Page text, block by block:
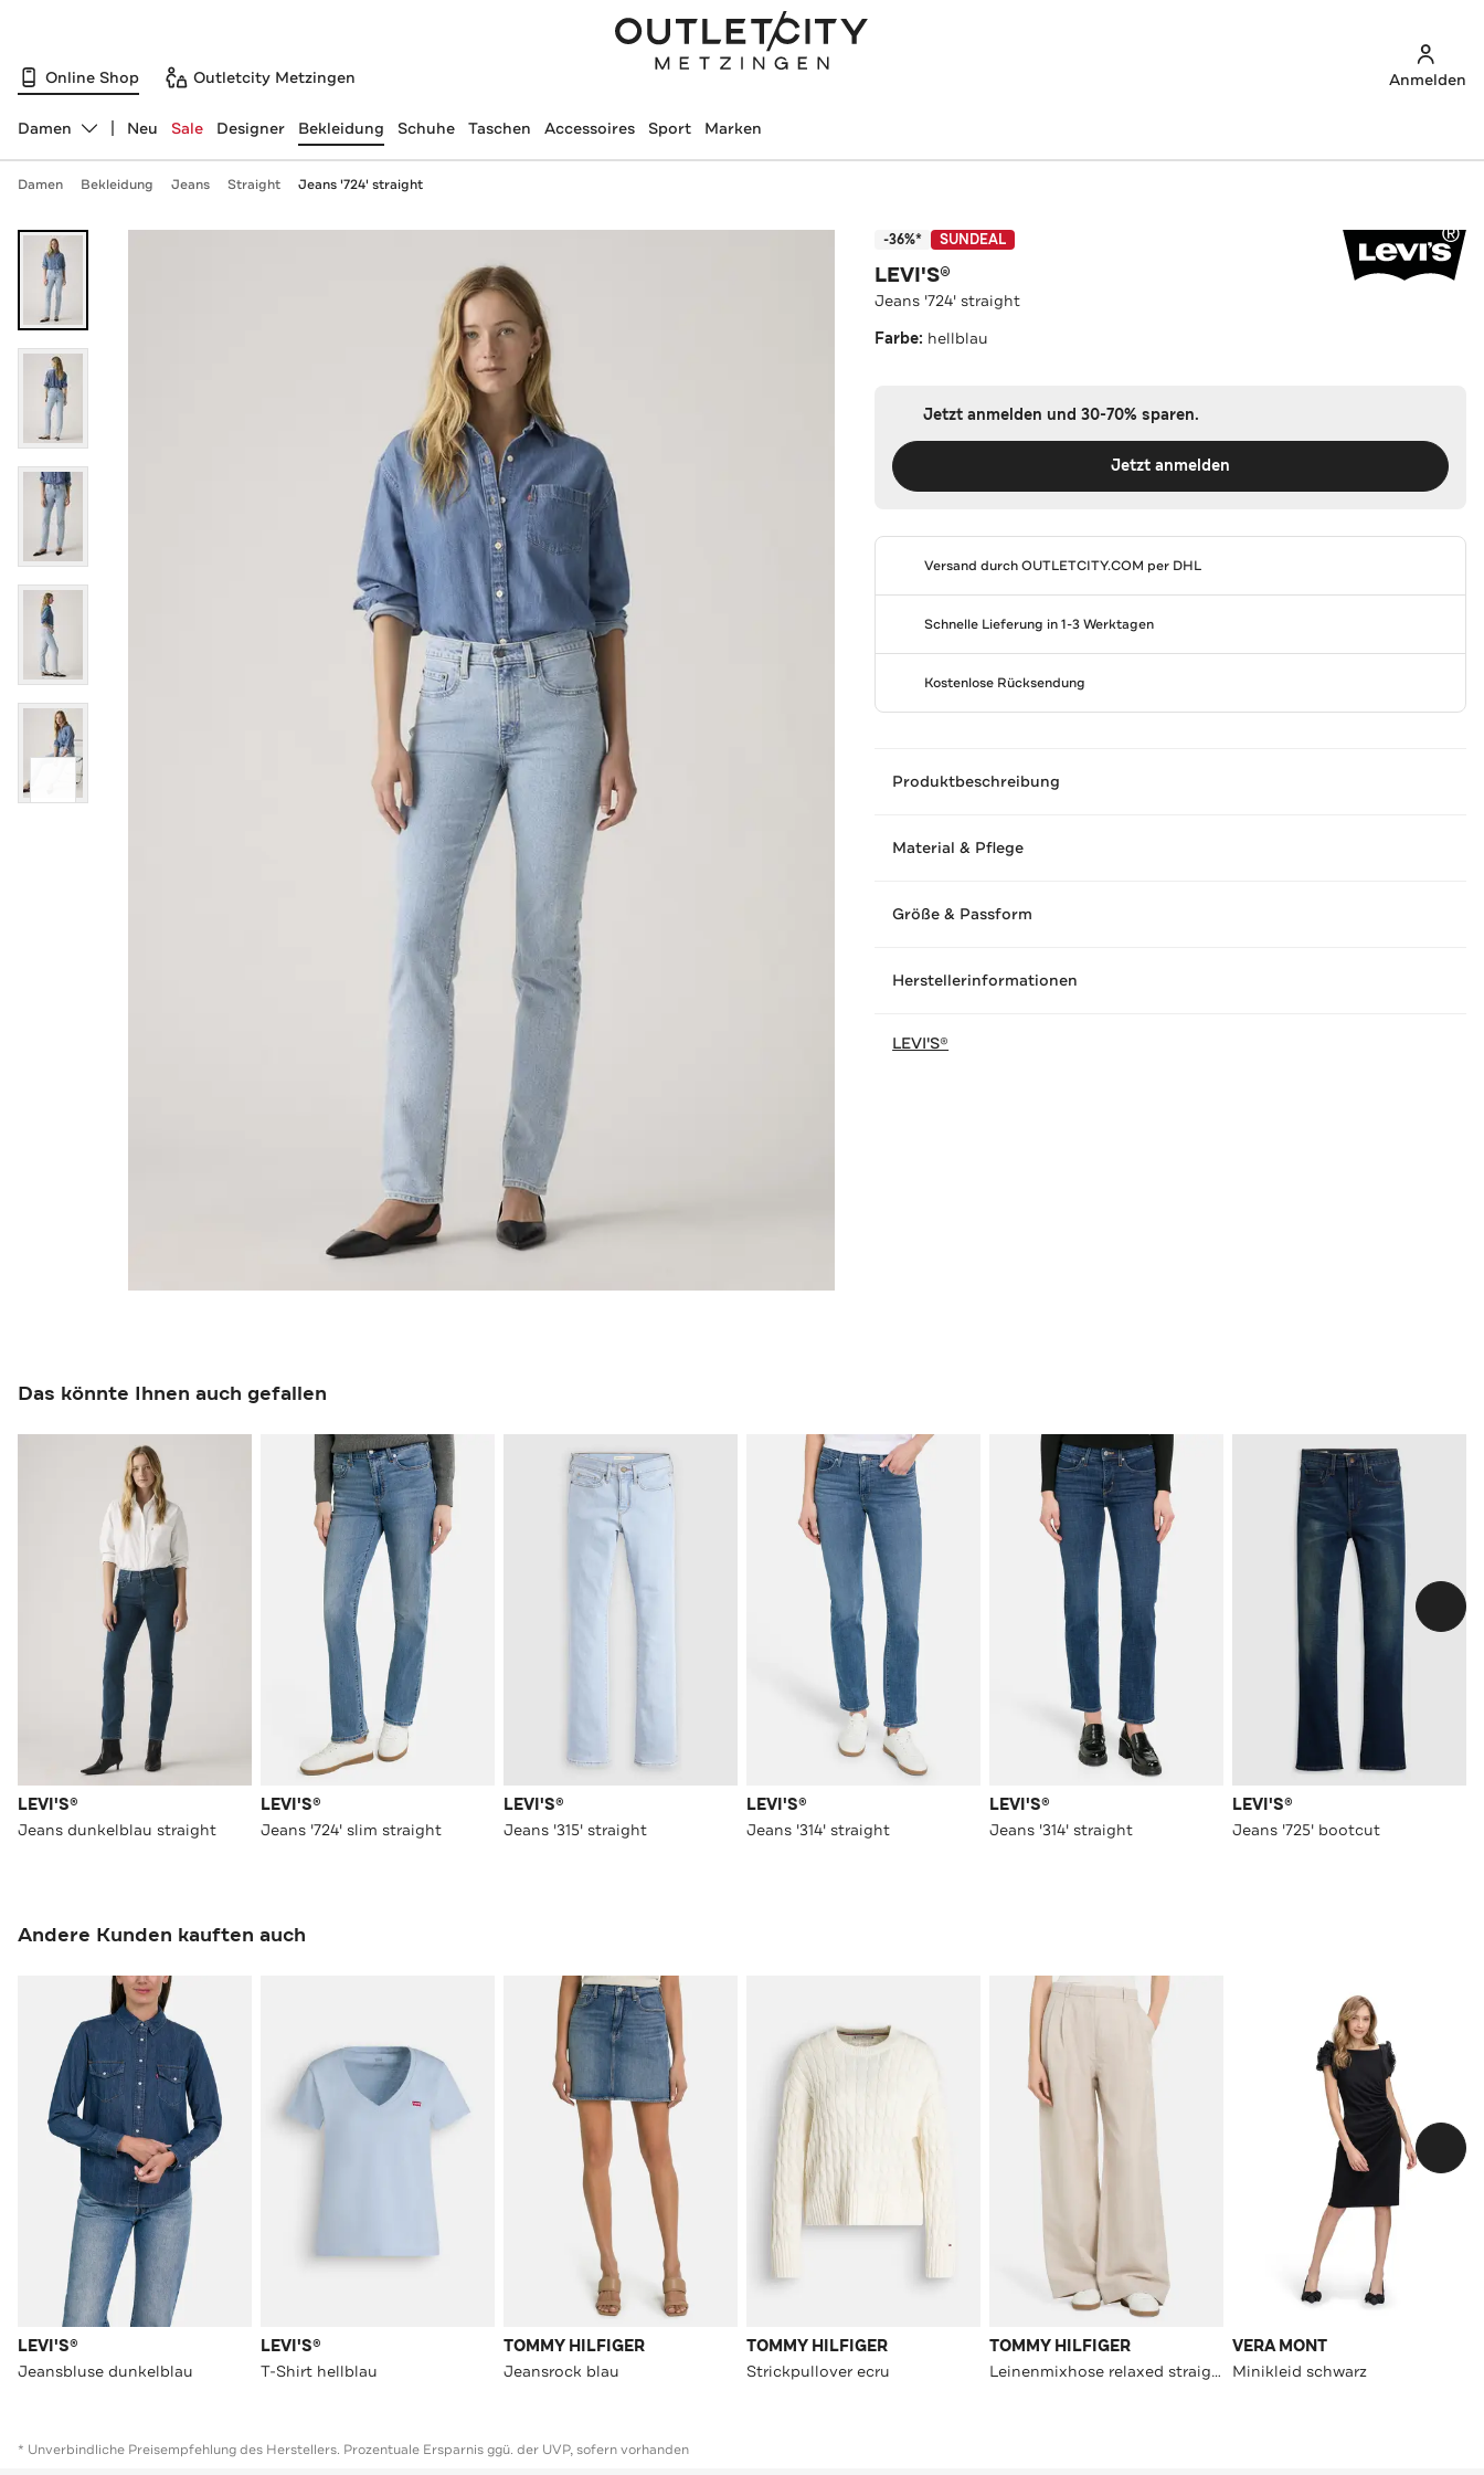
Online Shop Outletcity Metzingen Anmelden
Abteilung ändern, ausgewählt:
Damen Neu Sale Designer Bekleidung Schuhe Taschen Accessoires Sport Marken
Damen Bekleidung Jeans Straight Jeans '724' straight
-36%* SUNDEAL
LEVI'S®
Jeans '724' straight
Farbe: hellblau
Jetzt anmelden und 30-70% sparen.
Jetzt anmelden
Versand durchOUTLETCITY.COM per DHL
Schnelle Lieferung in 1-3 Werktagen
Kostenlose Rücksendung
Produktbeschreibung
Material & Pflege
Größe & Passform
Herstellerinformationen
LEVI'S®
Das könnte Ihnen auch gefallen
LEVI'S®
Jeans dunkelblau straight
LEVI'S®
Jeans '724' slim straight
LEVI'S®
Jeans '315' straight
LEVI'S®
Jeans '314' straight
LEVI'S®
Jeans '314' straight
LEVI'S®
Jeans '725' bootcut
Andere Kunden kauften auch
LEVI'S®
Jeansbluse dunkelblau
LEVI'S®
T-Shirt hellblau
TOMMY HILFIGER
Jeansrock blau
TOMMY HILFIGER
Strickpullover ecru
TOMMY HILFIGER
Leinenmixhose relaxed straight
VERA MONT
Minikleid schwarz
* Unverbindliche Preisempfehlung des Herstellers. Prozentuale Ersparnis ggü. der UVP, sofern vorhanden